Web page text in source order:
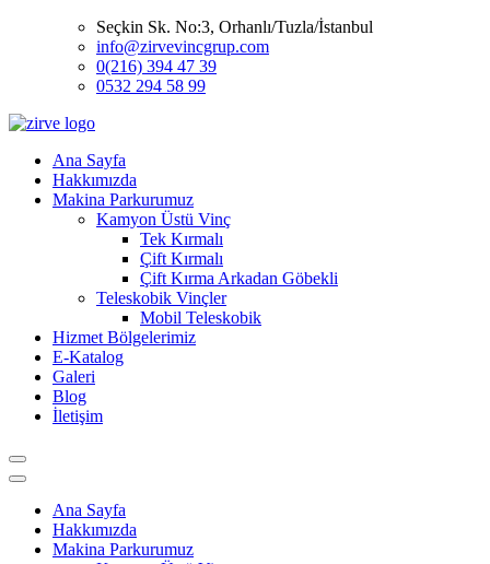
Seçkin Sk. No:3, Orhanlı/Tuzla/İstanbul
info@zirvevincgrup.com
0(216) 394 47 39
0532 294 58 99
Ana Sayfa
Hakkımızda
Makina Parkurumuz
Kamyon Üstü Vinç
Tek Kırmalı
Çift Kırmalı
Çift Kırma Arkadan Göbekli
Teleskobik Vinçler
Mobil Teleskobik
Hizmet Bölgelerimiz
E-Katalog
Galeri
Blog
İletişim
Ana Sayfa
Hakkımızda
Makina Parkurumuz